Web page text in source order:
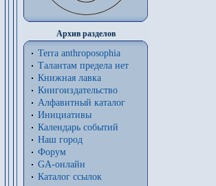
Архив разделов
Terra anthroposophia
Талантам предела нет
Книжная лавка
Книгоиздательство
Алфавитный каталог
Инициативы
Календарь событий
Наш город
Форум
GA-онлайн
Каталог ссылок